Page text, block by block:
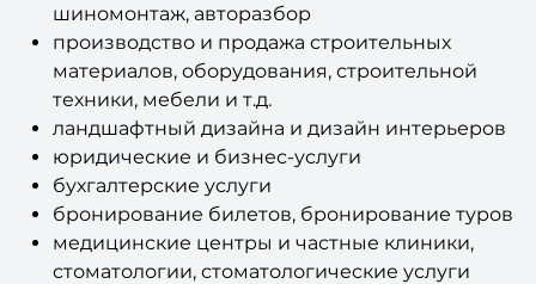
шиномонтаж, авторазбор
производство и продажа строительных
материалов, оборудования, строительной
техники, мебели и т.д.
ландшафтный дизайна и дизайн интерьеров
юридические и бизнес-услуги
бухгалтерские услуги
бронирование билетов, бронирование туров
медицинские центры и частные клиники,
стоматологии, стоматологические услуги